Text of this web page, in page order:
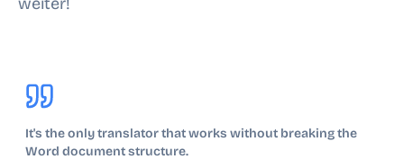
It's the only translator that works without breaking the
Word document structure.